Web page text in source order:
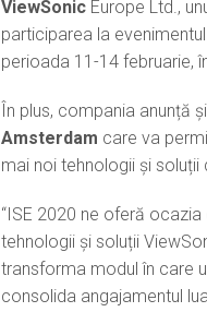
ViewSonic Europe Ltd.,
participarea la
perioada 11-14 februarie,
În plus, compania anunță
Amsterdam care va
mai noi tehnologii și soluții
“ISE 2020 ne oferă
tehnologii și soluții
transforma modul în care
consolida angajamentul